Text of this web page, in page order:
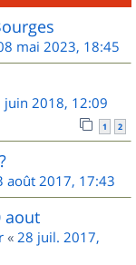
mai 2023, 18:45
juin 2018, 12:09
1 2
août 2017, 17:43
aout
« 28 juil. 2017,